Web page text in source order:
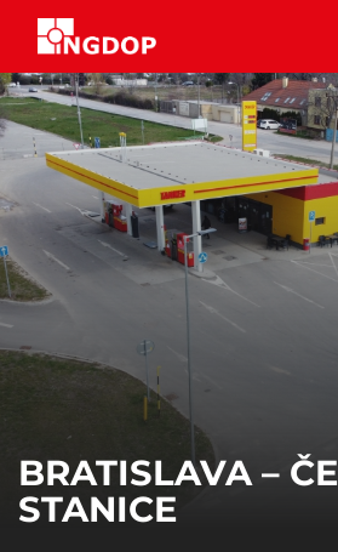
BRATISLAVA –
STANICE